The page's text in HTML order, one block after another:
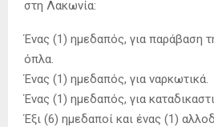
στη Λακωνία:
Ένας (1) ημεδαπός, για παράβαση
όπλα.
Ένας (1) ημεδαπός, για ναρκωτικά.
Ένας (1) ημεδαπός, για
Έξι (6) ημεδαποί και ένας (1)